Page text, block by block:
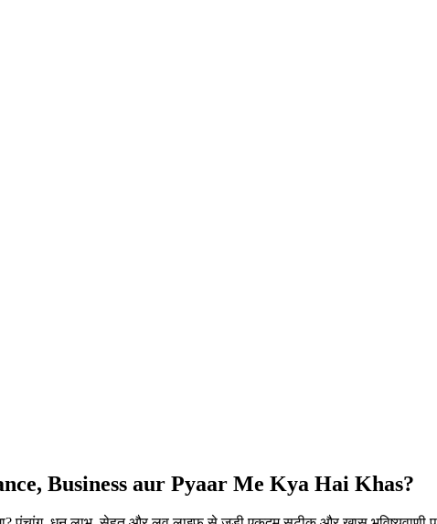
Business aur Pyaar Me Kya Hai Khas?